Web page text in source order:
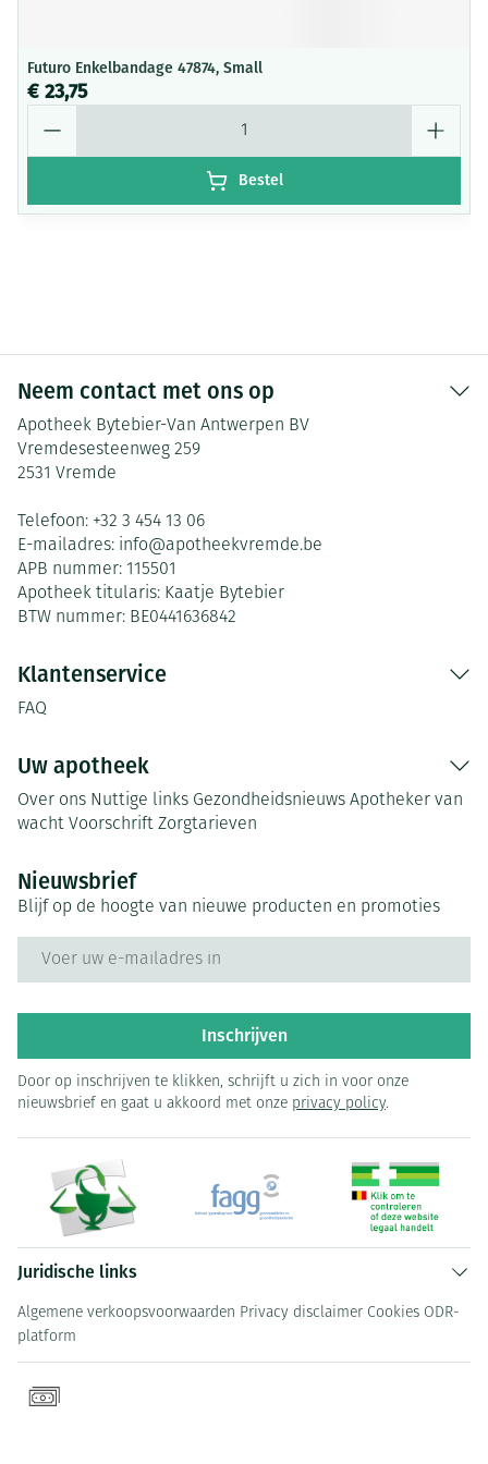
Futuro Enkelbandage 47874, Small
€ 23,75
Bestel
Neem contact met ons op
Apotheek Bytebier-Van Antwerpen BV
Vremdesesteenweg 259
2531 Vremde
Telefoon: +32 3 454 13 06
E-mailadres: info@apotheekvremde.be
APB nummer: 115501
Apotheek titularis: Kaatje Bytebier
BTW nummer: BE0441636842
Klantenservice
FAQ
Uw apotheek
Over ons Nuttige links Gezondheidsnieuws Apotheker van
wacht Voorschrift Zorgtarieven
Nieuwsbrief
Blijf op de hoogte van nieuwe producten en promoties
Inschrijven
Door op inschrijven te klikken, schrijft u zich in voor onze
nieuwsbrief en gaat u akkoord met onze privacy policy.
Juridische links
Algemene verkoopsvoorwaarden Privacy disclaimer Cookies ODR-
platform